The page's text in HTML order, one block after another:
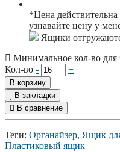
*Цена
узнавайте цену у
Ящики
Минимальное кол-во для
Кол-во - +
В корзину
В закладки
В сравнение
Теги: Органайзер, Ящик
Пластиковый ящик